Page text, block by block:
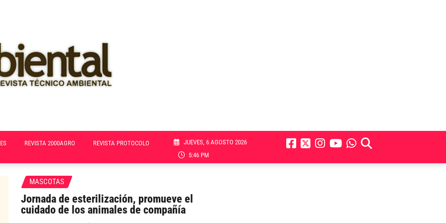
REVISTA 2000AGRO REVISTA PROTOCOLO
JUEVES, 6 AGOSTO 2026
5:46 PM
MASCOTAS
Jornada de esterilización, promueve el
cuidado de los animales de compañía